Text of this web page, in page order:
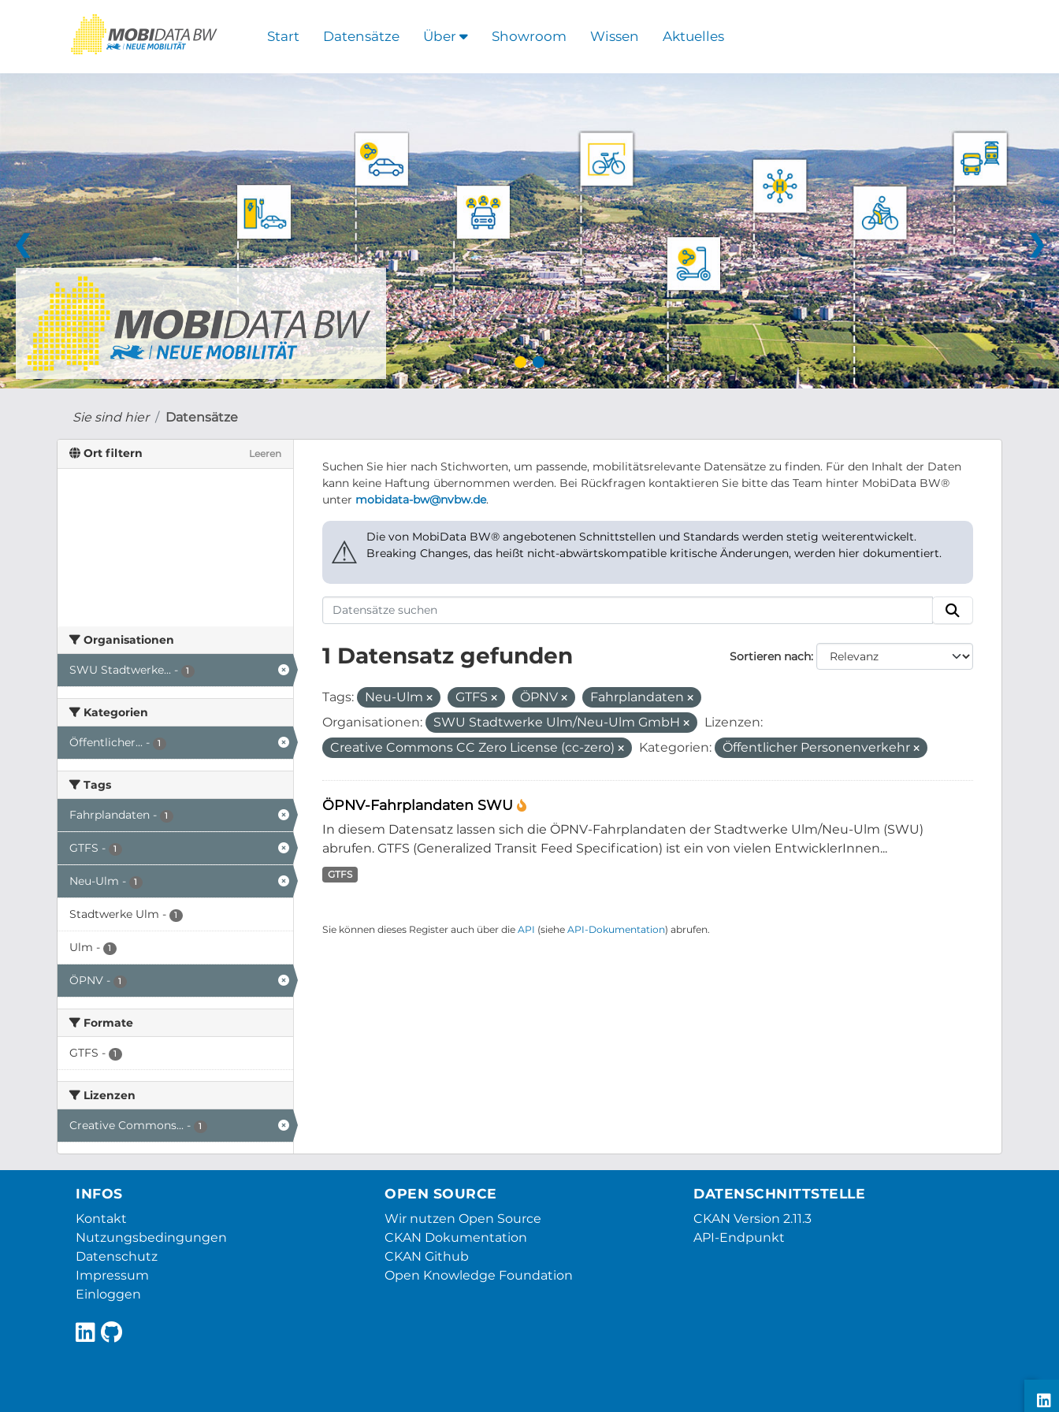
Start Datensätze Über Showroom Wissen Aktuelles
❮ ❯
Sie sind hier Datensätze
Ort filtern Leeren
Organisationen
SWU Stadtwerke... - 1
Kategorien
Öffentlicher... - 1
Tags
Fahrplandaten - 1
GTFS - 1
Neu-Ulm - 1
Stadtwerke Ulm - 1
Ulm - 1
ÖPNV - 1
Formate
GTFS - 1
Lizenzen
Creative Commons... - 1
Suchen Sie hier nach Stichworten, um passende, mobilitätsrelevante Datensätze zu finden. Für den Inhalt der Daten
kann keine Haftung übernommen werden. Bei Rückfragen kontaktieren Sie bitte das Team hinter MobiData BW®
unter mobidata-bw@nvbw.de.
⚠
Die von MobiData BW® angebotenen Schnittstellen und Standards werden stetig weiterentwickelt.
Breaking Changes, das heißt nicht-abwärtskompatible kritische Änderungen, werden hier dokumentiert.
Sortieren nach
1 Datensatz gefunden
Tags: Neu-Ulm GTFS ÖPNV
Fahrplandaten
Organisationen:
SWU Stadtwerke Ulm/Neu-Ulm GmbH
Lizenzen:
Creative Commons CC Zero License (cc-zero)
Kategorien: Öffentlicher Personenverkehr
ÖPNV-Fahrplandaten SWU
In diesem Datensatz lassen sich die ÖPNV-Fahrplandaten der Stadtwerke Ulm/Neu-Ulm (SWU)
abrufen. GTFS (Generalized Transit Feed Specification) ist ein von vielen EntwicklerInnen...
GTFS
Sie können dieses Register auch über die API (siehe API-Dokumentation) abrufen.
INFOS
Kontakt
Nutzungsbedingungen
Datenschutz
Impressum
Einloggen
OPEN SOURCE
Wir nutzen Open Source
CKAN Dokumentation
CKAN Github
Open Knowledge Foundation
DATENSCHNITTSTELLE
CKAN Version 2.11.3
API-Endpunkt